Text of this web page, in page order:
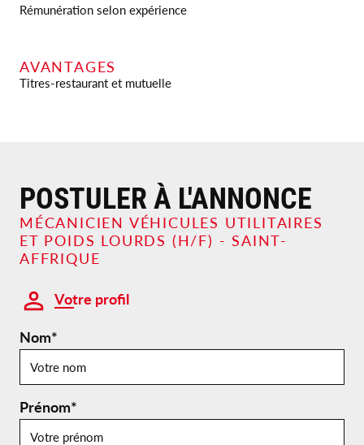
Rémunération selon expérience
AVANTAGES
Titres-restaurant et mutuelle
POSTULER À L'ANNONCE
MÉCANICIEN VÉHICULES UTILITAIRES
ET POIDS LOURDS (H/F) -SAINT-
AFFRIQUE
Votre profil
Nom*
Prénom*